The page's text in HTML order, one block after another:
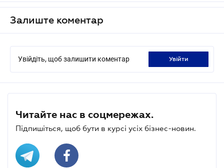
Залиште коментар
Увійдіть, щоб залишити коментар увійти
Читайте нас в соцмережах.
Підпишіться, щоб бути в курсі усіх бізнес-новин.